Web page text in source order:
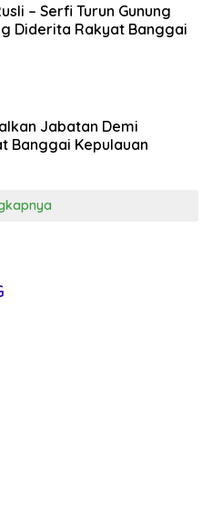
– Serfi Turun Gunung
Diderita Rakyat Banggai
Jabatan Demi
Banggai Kepulauan